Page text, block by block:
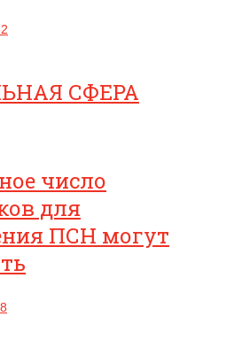
СФЕРА
число
для
ПСН могут